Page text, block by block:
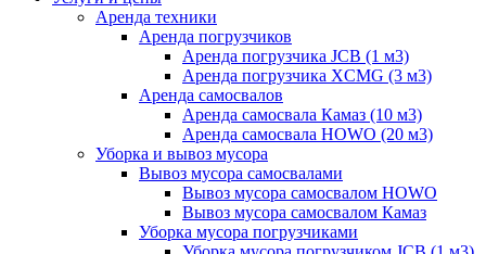
Аренда техники
Аренда погрузчиков
Аренда погрузчика JCB (1 м3)
Аренда погрузчика XCMG (3 м3)
Аренда самосвалов
Аренда самосвала Камаз (10 м3)
Аренда самосвала HOWO (20 м3)
Уборка и вывоз мусора
Вывоз мусора самосвалами
Вывоз мусора самосвалом HOWO
Вывоз мусора самосвалом Камаз
Уборка мусора погрузчиками